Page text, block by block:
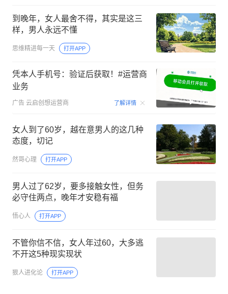
到晚年，女人最舍不得，其实是这三
样，男人永远不懂
思维精进每一天 打开APP
凭本人手机号：验证后获取！#运营商
业务
广告 云启创想运营商 了解详情 00:15
女人到了60岁，越在意男人的这几种
态度，切记
然哥心理 打开APP
男人过了62岁，要多接触女性，但务
必守住两点，晚年才安稳有福
悟心人 打开APP
不管你信不信，女人年过60，大多逃
不开这5种现实现状
狠人进化论 打开APP